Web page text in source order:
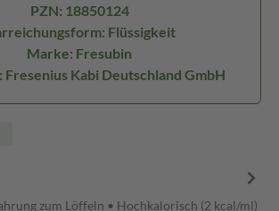
PZN: 18850124
Flüssigkeit
Marke: Fresubin
Kabi Deutschland GmbH
zum Löffeln • Hochkalorisch (2 kcal/ml)